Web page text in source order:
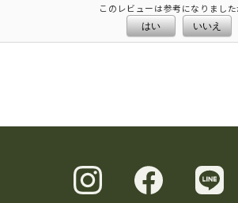
このレビューは参考になりました
はい いいえ